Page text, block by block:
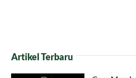
Artikel Terbaru